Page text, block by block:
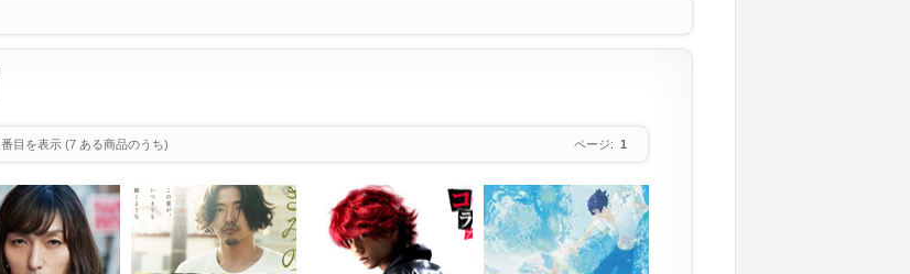
番目を表示 (7 ある商品のうち) ページ: 1